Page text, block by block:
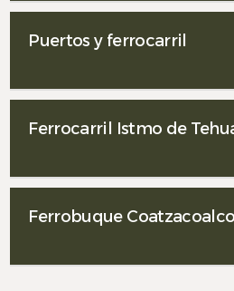
Puertos y ferrocarril
Ferrocarril Istmo de
Ferrobuque